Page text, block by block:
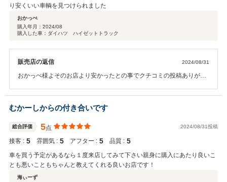
り安くいい車輌を見つけられました
おかっぺ
購入年月： 2024/08
購入した車：ダイハツ ハイゼットトラック
販売店の返信 2024/08/31
おかっぺ様よそのお店より安かったとの事でクチコミの投稿ありがと
方が多い中未使用車などでお安く購入する方法がお客様によってはい
い場合がございます！いい車輌を見つけられたとの事で嬉しく思いま
す！また何かご縁がございましたらお声がけください♪
むかーしからの付き合いです
総合評価 5点 2024/08/31投稿
接客 : 5 雰囲気 : 5 アフター : 5 品質 : 5
車を買う予定があるなら１度来店してみて下さい親身に購入にあたり良いこ
とも悪いこともちゃんと教えてくれる良いお店です！
海ぃーず